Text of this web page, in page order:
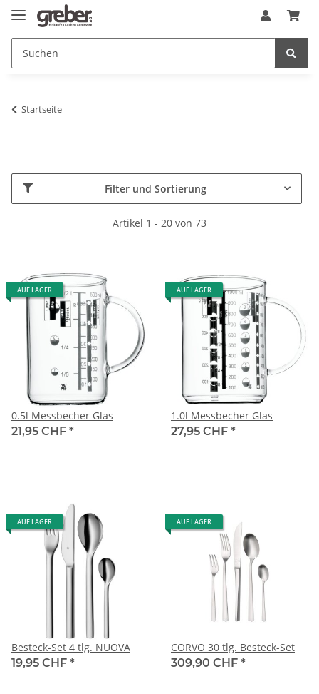
Startseite
Filter und Sortierung
Artikel 1 - 20 von 73
AUF LAGER
0.5l Messbecher Glas
21,95 CHF *
AUF LAGER
1.0l Messbecher Glas
27,95 CHF *
AUF LAGER
Besteck-Set 4 tlg. NUOVA
19,95 CHF *
AUF LAGER
CORVO 30 tlg. Besteck-Set
309,90 CHF *